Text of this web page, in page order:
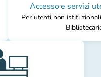
Accesso e servizi
Per utenti non